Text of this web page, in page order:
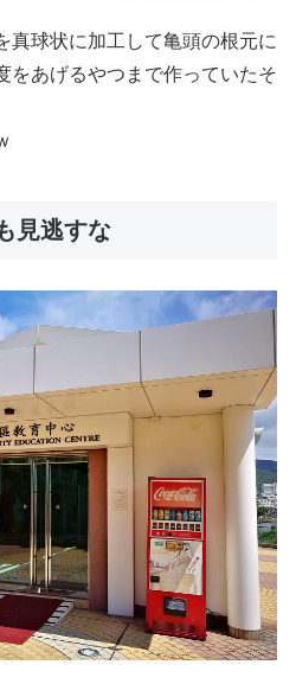
真球状に加工して亀頭の根元に
をあげるやつまで作っていたそ
見逃すな